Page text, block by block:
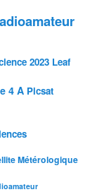
2023 Leaf
4 A Picsat
Métérologique